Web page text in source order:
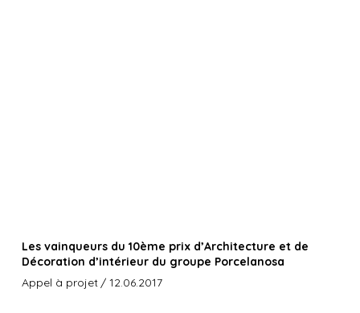
Les vainqueurs du 10ème prix d’Architecture et de
Décoration d’intérieur du groupe Porcelanosa
Appel à projet / 12.06.2017